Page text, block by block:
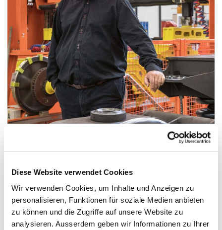
Diese Website verwendet Cookies
Wir verwenden Cookies, um Inhalte und Anzeigen zu
personalisieren, Funktionen für soziale Medien anbieten
zu können und die Zugriffe auf unsere Website zu
analysieren. Ausserdem geben wir Informationen zu Ihrer
Eine Plag and Play-Lösung von Bucher Hydraulics
ist was Nencki Bahntechnik in Langenthal
einsetzt.